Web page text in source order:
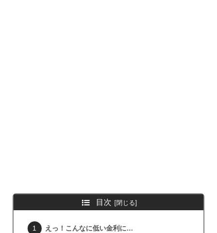
目次
えっ！こんなに低い金利に…